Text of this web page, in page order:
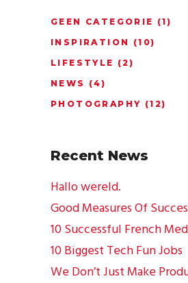
GEEN CATEGORIE (1)
INSPIRATION
(10)
LIFESTYLE (2)
NEWS
(4)
PHOTOGRAPHY (12)
Recent News
Hallo wereld.
Good Measures Of
10 Successful French
10 Biggest Tech Fun Jobs
We Don’t Just Make